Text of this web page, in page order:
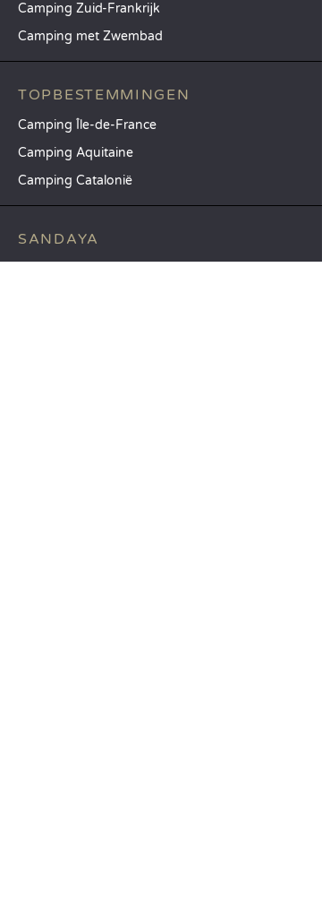
Camping Zuid-Frankrijk
Camping met Zwembad
TOPBESTEMMINGEN
Camping Île-de-France
Camping Aquitaine
Camping Catalonië
SANDAYA